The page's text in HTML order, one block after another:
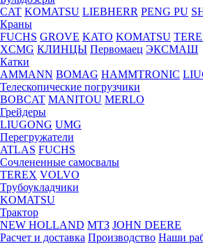
CAT KOMATSU LIEBHERR PENG PU
Краны
FUCHS GROVE KATO KOMATSU
XCMG КЛИНЦЫ Первомаец ЭКСМАШ
Катки
AMMANN BOMAG HAMMTRONIC
Телескопические погрузчики
BOBCAT MANITOU MERLO
Грейдеры
LIUGONG UMG
Перегружатели
ATLAS FUCHS
Сочлененные самосвалы
TEREX VOLVO
Трубоукладчики
KOMATSU
Трактор
NEW HOLLAND МТЗ JOHN DEERE
Расчет и доставка Производство Наши